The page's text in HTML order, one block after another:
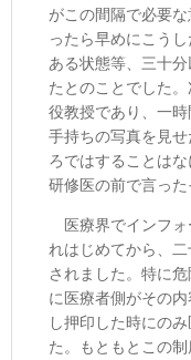
がこの間隔で必要
ったら早めにこう
ある状態等、三十
たとのことでした
役教授であり、一
手持ちの写真を見
ろではすることは
研修医の前で言った
医療界でインフォ
れはじめてから、
されました。特に
に医療者側がその
し押印した時にの
た。もともとこの